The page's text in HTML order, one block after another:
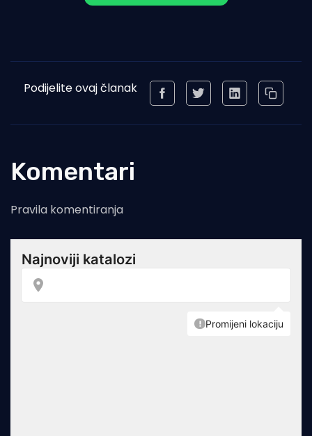
Podijelite ovaj članak
Komentari
Pravila komentiranja